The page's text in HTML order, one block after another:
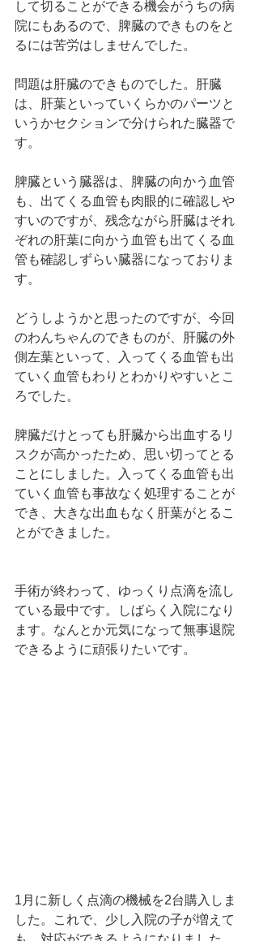
して切ることができる機会がうちの病
院にもあるので、脾臓のできものをと
るには苦労はしませんでした。
問題は肝臓のできものでした。肝臓
は、肝葉といっていくらかのパーツと
いうかセクションで分けられた臓器で
す。
脾臓という臓器は、脾臓の向かう血管
も、出てくる血管も肉眼的に確認しや
すいのですが、残念ながら肝臓はそれ
ぞれの肝葉に向かう血管も出てくる血
管も確認しずらい臓器になっておりま
す。
どうしようかと思ったのですが、今回
のわんちゃんのできものが、肝臓の外
側左葉といって、入ってくる血管も出
ていく血管もわりとわかりやすいとこ
ろでした。
脾臓だけとっても肝臓から出血するリ
スクが高かったため、思い切ってとる
ことにしました。入ってくる血管も出
ていく血管も事故なく処理することが
でき、大きな出血もなく肝葉がとるこ
とができました。
手術が終わって、ゆっくり点滴を流し
ている最中です。しばらく入院になり
ます。なんとか元気になって無事退院
できるように頑張りたいです。
1月に新しく点滴の機械を2台購入しま
した。これで、少し入院の子が増えて